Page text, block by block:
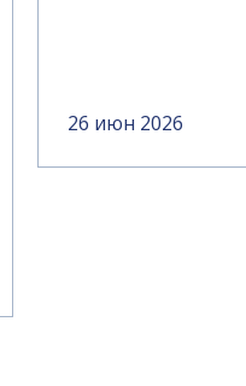
26 июн 2026